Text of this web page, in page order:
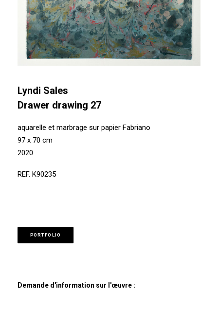
Lyndi Sales
Drawer drawing 27
aquarelle et marbrage sur papier Fabriano
97 x 70 cm
2020
REF. K90235
PORTFOLIO
Demande d'information sur l'œuvre :